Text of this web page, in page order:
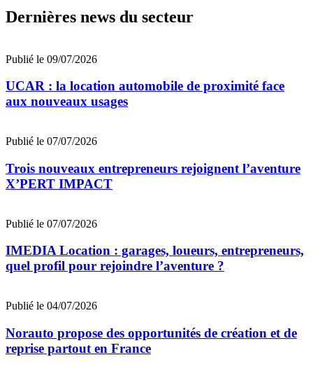
Dernières news du secteur
Publié le 09/07/2026
UCAR : la location automobile de proximité face
aux nouveaux usages
Publié le 07/07/2026
Trois nouveaux entrepreneurs rejoignent l’aventure
X’PERT IMPACT
Publié le 07/07/2026
IMEDIA Location : garages, loueurs, entrepreneurs,
quel profil pour rejoindre l’aventure ?
Publié le 04/07/2026
Norauto propose des opportunités de création et de
reprise partout en France